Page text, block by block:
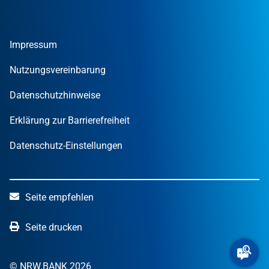
Finanzpublikationen
Öffentliche Kunden
STARTERCENTER NRW
NRW.Venture
Impressum
Nutzungsvereinbarung
Datenschutzhinweise
Erklärung zur Barrierefreiheit
Datenschutz-Einstellungen
Seite empfehlen
Seite drucken
© NRW.BANK 2026